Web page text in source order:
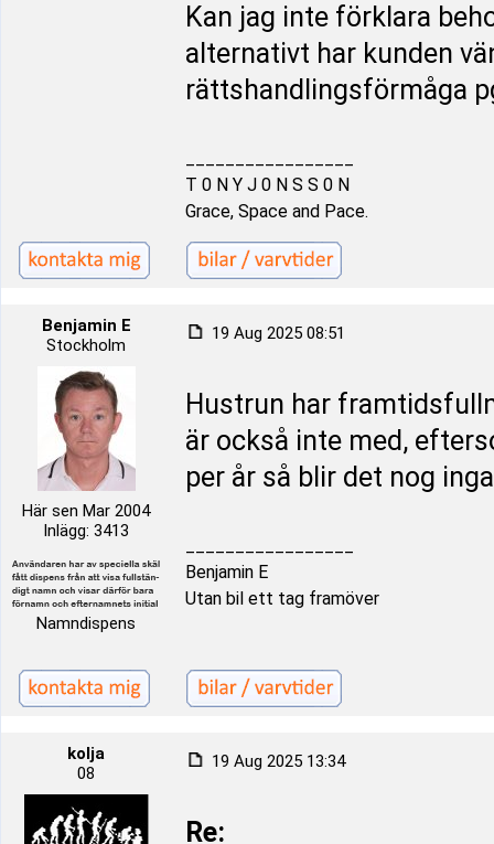
Kan jag inte förklara
alternativt har kunden
rättshandlingsförmåga
T 0 N Y J 0 N S S 0 N
Grace, Space and Pace.
Benjamin E
Stockholm
Här sen Mar 2004
Inlägg: 3413
Namndispens
19 Aug 2025 08:51
Hustrun har
är också inte med,
per år så blir det nog
Benjamin E
Utan bil ett tag framöver
kolja
08
19 Aug 2025 13:34
Re: